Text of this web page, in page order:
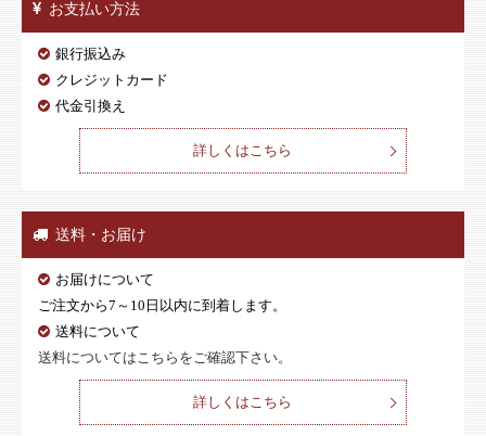
お支払い方法
銀行振込み
クレジットカード
代金引換え
詳しくはこちら
送料・お届け
お届けについて
ご注文から7～10日以内に到着します。
送料について
送料についてはこちらをご確認下さい。
詳しくはこちら